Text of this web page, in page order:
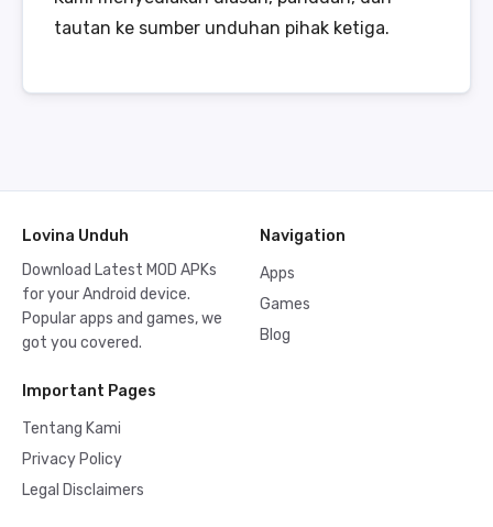
tautan ke sumber unduhan pihak ketiga.
Lovina Unduh
Download Latest MOD APKs
for your Android device.
Popular apps and games, we
got you covered.
Navigation
Apps
Games
Blog
Important Pages
Tentang Kami
Privacy Policy
Legal Disclaimers